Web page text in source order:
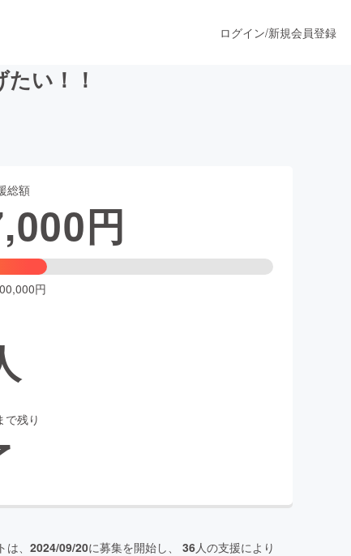
ファッション
ログイン/新規会員登録
い！！
総額
円
円
で残り
、 2024/09/20に募集を開始し、 36人の支援により